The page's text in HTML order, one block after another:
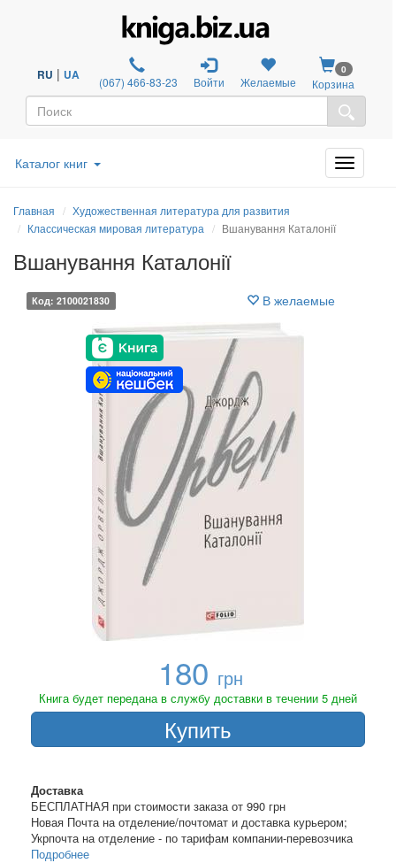
RU | UA (067) 466-83-23 Войти Желаемые
0
Корзина
Каталог книг
Главная
Художественная литература для развития
Классическая мировая литература
Вшанування Каталонії
Вшанування Каталонії
Код: 2100021830 В желаемые
180 грн
Книга будет передана в службу доставки в течении 5 дней
Купить
Доставка
БЕСПЛАТНАЯ при стоимости заказа от 990 грн
Новая Почта на отделение/почтомат и доставка курьером;
Укрпочта на отделение - по тарифам компании-перевозчика
Подробнее